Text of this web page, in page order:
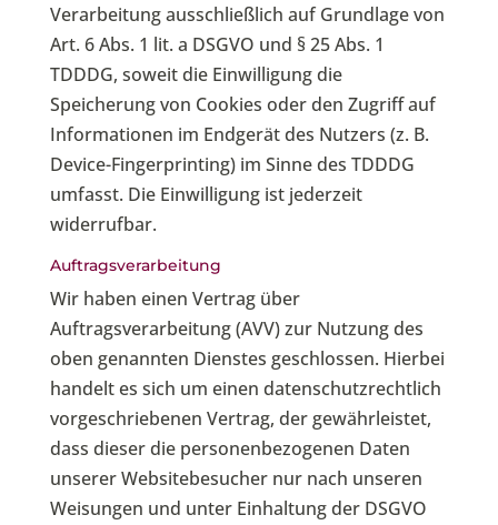
Verarbeitung ausschließlich auf Grundlage von
Art. 6 Abs. 1 lit. a DSGVO und § 25 Abs. 1
TDDDG, soweit die Einwilligung die
Speicherung von Cookies oder den Zugriff auf
Informationen im Endgerät des Nutzers (z. B.
Device-Fingerprinting) im Sinne des TDDDG
umfasst. Die Einwilligung ist jederzeit
widerrufbar.
Auftragsverarbeitung
Wir haben einen Vertrag über
Auftragsverarbeitung (AVV) zur Nutzung des
oben genannten Dienstes geschlossen. Hierbei
handelt es sich um einen datenschutzrechtlich
vorgeschriebenen Vertrag, der gewährleistet,
dass dieser die personenbezogenen Daten
unserer Websitebesucher nur nach unseren
Weisungen und unter Einhaltung der DSGVO